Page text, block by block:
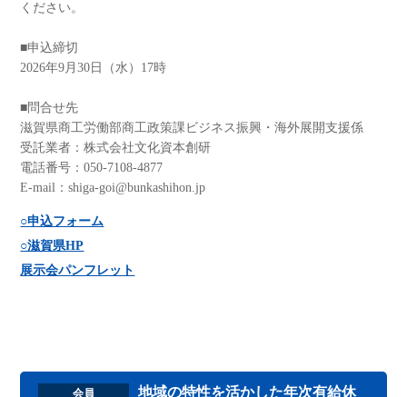
ください。
■申込締切
2026年9月30日（水）17時
■問合せ先
滋賀県商工労働部商工政策課ビジネス振興・海外展開支援係
受託業者：株式会社文化資本創研
電話番号：050-7108-4877
E-mail：shiga-goi@bunkashihon.jp
○申込フォーム
○滋賀県HP
展示会パンフレット
会員 地域の特性を活かした年次有給休